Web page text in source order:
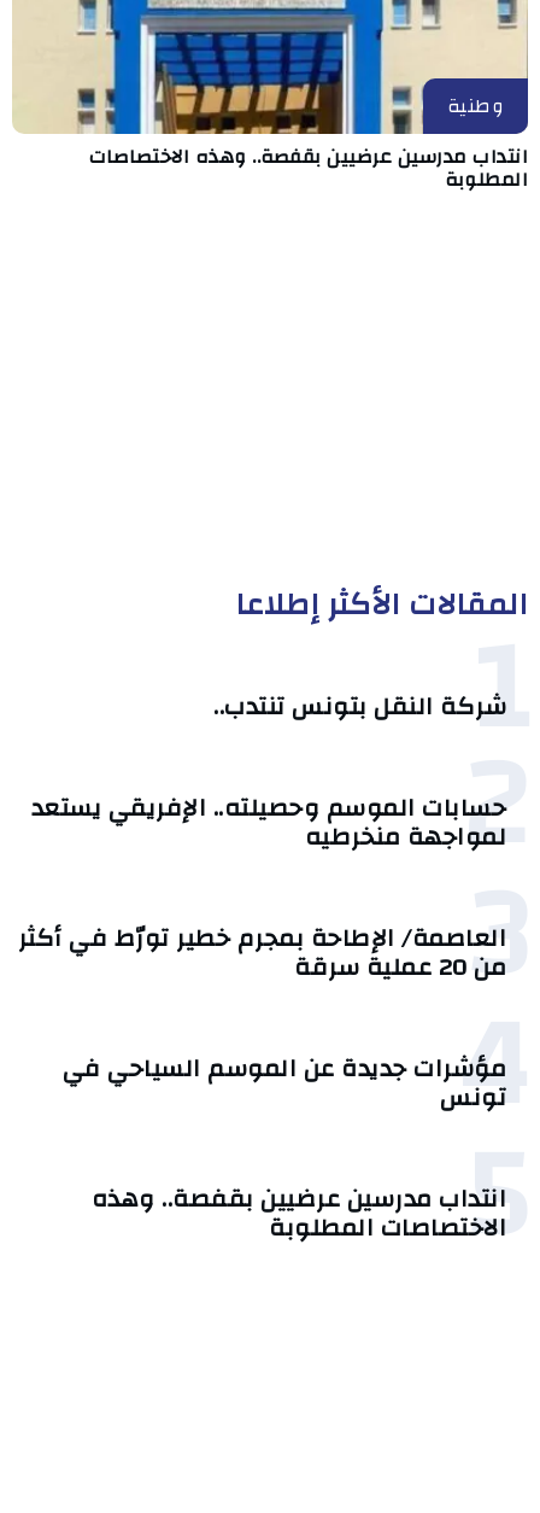
وطنية
انتداب مدرسين عرضيين بقفصة.. وهذه الاختصاصات
المطلوبة
المقالات الأكثر إطلاعا
1
شركة النقل بتونس تنتدب..
2
حسابات الموسم وحصيلته.. الإفريقي يستعد
لمواجهة منخرطيه
3
العاصمة/ الإطاحة بمجرم خطير تورّط في أكثر
من 20 عملية سرقة
4
مؤشرات جديدة عن الموسم السياحي في
تونس
5
انتداب مدرسين عرضيين بقفصة.. وهذه
الاختصاصات المطلوبة